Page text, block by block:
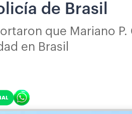
de Brasil
que Mariano
en Brasil